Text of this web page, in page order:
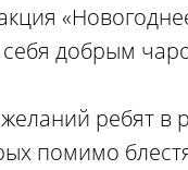
добрым
ребят в
помимо